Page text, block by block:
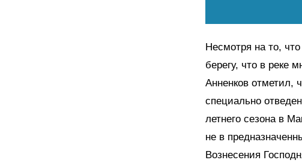
Несмотря на то,
берегу, что в реке
Анненков отметил,
специально
летнего сезона в
не в
Вознесения